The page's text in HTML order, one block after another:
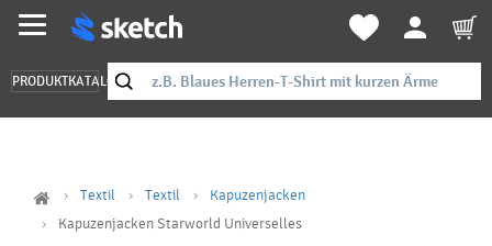
PRODUKTKATALOG
Textil Textil
Kapuzenjacken
Kapuzenjacken Starworld Universelles